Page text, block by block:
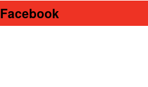
Facebook